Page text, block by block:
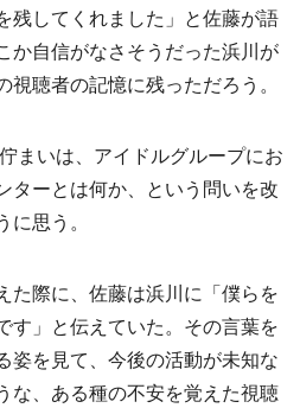
残してくれました」と佐藤が語
か自信がなさそうだった浜川が
聴者の記憶に残っただろう。
まいは、アイドルグループにお
ターとは何か、という問いを改
思う。
た際に、佐藤は浜川に「僕らを
す」と伝えていた。その言葉を
姿を見て、今後の活動が未知な
な、ある種の不安を覚えた視聴